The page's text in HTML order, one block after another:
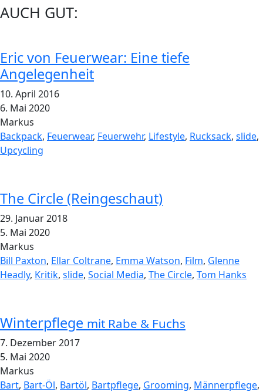
AUCH GUT:
Eric von Feuerwear: Eine tiefe
Angelegenheit
10. April 2016
6. Mai 2020
Markus
Backpack, Feuerwear, Feuerwehr, Lifestyle, Rucksack, slide,
Upcycling
The Circle (Reingeschaut)
29. Januar 2018
5. Mai 2020
Markus
Bill Paxton, Ellar Coltrane, Emma Watson, Film, Glenne
Headly, Kritik, slide, Social Media, The Circle, Tom Hanks
Winterpflege mit Rabe & Fuchs
7. Dezember 2017
5. Mai 2020
Markus
Bart, Bart-Öl, Bartöl, Bartpflege, Grooming, Männerpflege,